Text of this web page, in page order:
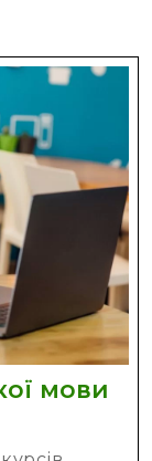
мови